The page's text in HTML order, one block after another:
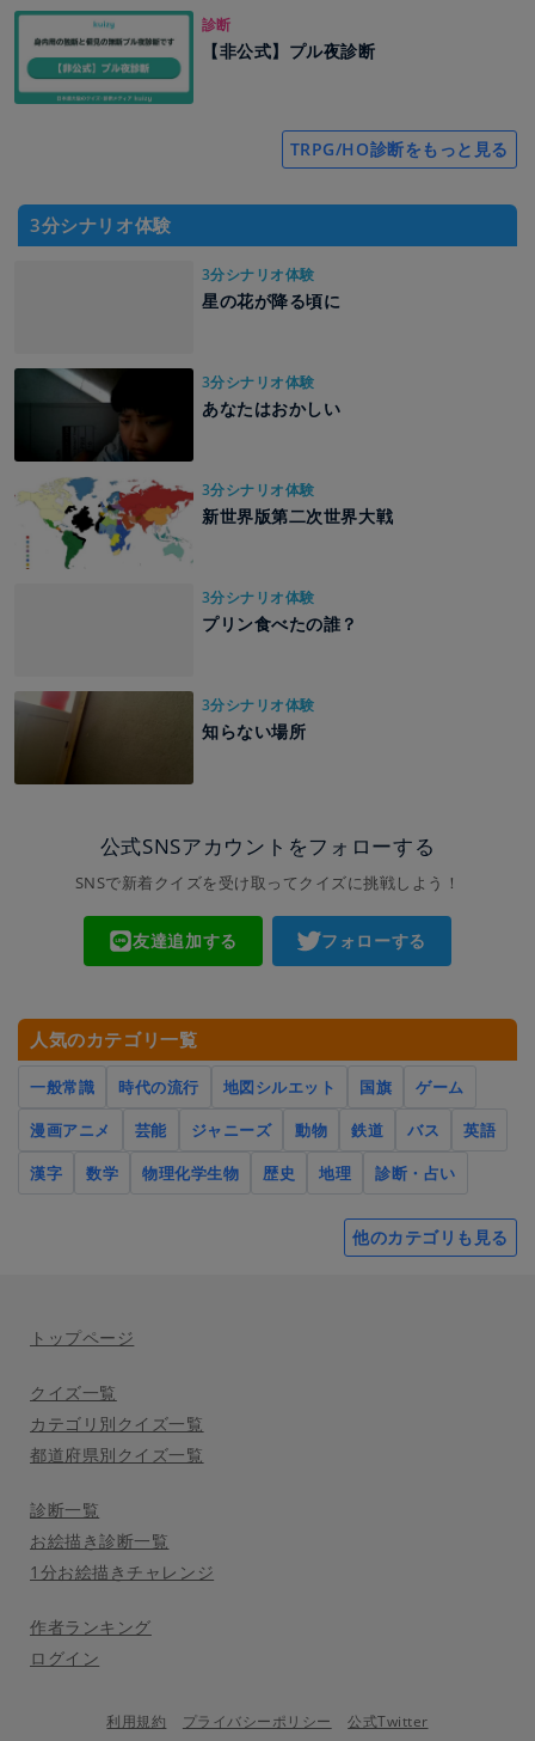
診断
【非公式】プル夜診断
TRPG/HO診断をもっと見る
3分シナリオ体験
3分シナリオ体験
星の花が降る頃に
3分シナリオ体験
あなたはおかしい
3分シナリオ体験
新世界版第二次世界大戦
3分シナリオ体験
プリン食べたの誰？
3分シナリオ体験
知らない場所
公式SNSアカウントをフォローする
SNSで新着クイズを受け取ってクイズに挑戦しよう！
友達追加する フォローする
人気のカテゴリ一覧
一般常識 時代の流行 地図シルエット 国旗
ゲーム
漫画アニメ
芸能 ジャニーズ 動物 鉄道 バス
英語
漢字
数学 物理化学生物 歴史 地理 診断・占い
他のカテゴリも見る
トップページ
クイズ一覧
カテゴリ別クイズ一覧
都道府県別クイズ一覧
診断一覧
お絵描き診断一覧
1分お絵描きチャレンジ
作者ランキング
ログイン
利用規約 プライバシーポリシー 公式Twitter